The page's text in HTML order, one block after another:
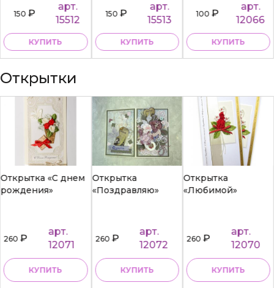
150₽
арт.
15512
КУПИТЬ
150₽
арт.
15513
КУПИТЬ
100₽
арт.
12066
КУПИТЬ
Открытки
Открытка «С днем
рождения»
260₽
арт.
12071
КУПИТЬ
Открытка
«Поздравляю»
260₽
арт.
12072
КУПИТЬ
Открытка
«Любимой»
260₽
арт.
12070
КУПИТЬ